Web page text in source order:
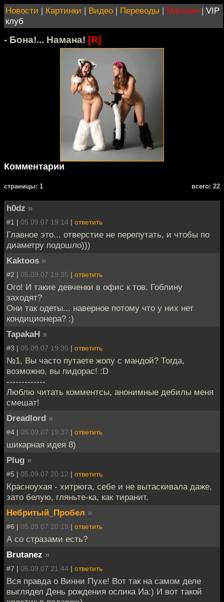
Новости | Картинки | Видео | Переводы | Магазин | VIP
клуб
- Бона!... Намана! [R]
Комментарии
cтраницы: 1 всего: 22
h0dz »
#1 | 05.09.07 19:14 | ответить
Главное это... отверстие не перепутать, и чтобы по
диаметру подошло)))
Kaktoos »
#2 | 05.09.07 19:35 | ответить
Ого! И такие девченки в офис к тов. Гоблину
заходят?
Они так одеты... наверное потому что у них нет
кондиционера? :)
TapakaH »
#3 | 05.09.07 19:35 | ответить
№1, Вы часто путаете жопу с мандой? Тогда,
возможно, вы пидорас! :D
-------------
Люблю читать комментсы, анонимные дебилы меня
смешат!
Dreadlord »
#4 | 05.09.07 19:37 | ответить
шикарная идея 8)
Plug »
#5 | 05.09.07 20:12 | ответить
Красноухая - хитрюга, себе и не вытаскивала даже,
зато белую, гляньте-ка, как тиранит.
Небритый_Пробел »
#6 | 05.09.07 20:19 | ответить
А со стразами есть?
Brutanez »
#7 | 05.09.07 21:44 | ответить
Вся правда о Винни Пухе! Вот так на самом деле
выглядел День рождения ослика Иа:) И вот такой